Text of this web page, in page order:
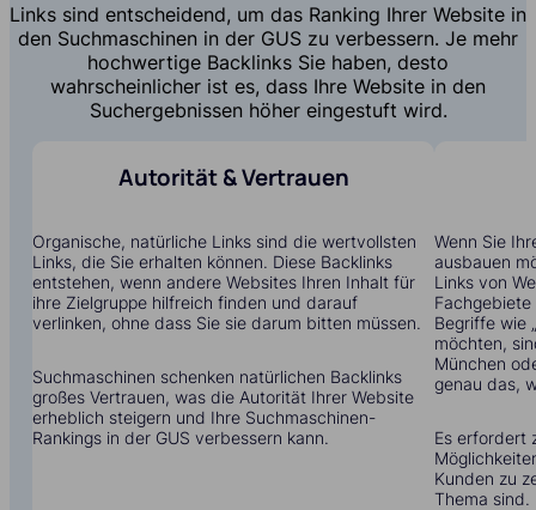
Links sind entscheidend, um das Ranking Ihrer Website in
den Suchmaschinen in der GUS zu verbessern. Je mehr
hochwertige Backlinks Sie haben, desto
wahrscheinlicher ist es, dass Ihre Website in den
Suchergebnissen höher eingestuft wird.
Autorität & Vertrauen
Organische, natürliche Links sind die wertvollsten
Links, die Sie erhalten können. Diese Backlinks
entstehen, wenn andere Websites Ihren Inhalt für
ihre Zielgruppe hilfreich finden und darauf
verlinken, ohne dass Sie sie darum bitten müssen.
Suchmaschinen schenken natürlichen Backlinks
großes Vertrauen, was die Autorität Ihrer Website
erheblich steigern und Ihre Suchmaschinen-
Rankings in der GUS verbessern kann.
Wenn Sie
ausbauen
Links von
Fachgebiete
Begriffe wie
möchten,
München
genau das,
Es erfordert
Kunden zu
Thema sind.